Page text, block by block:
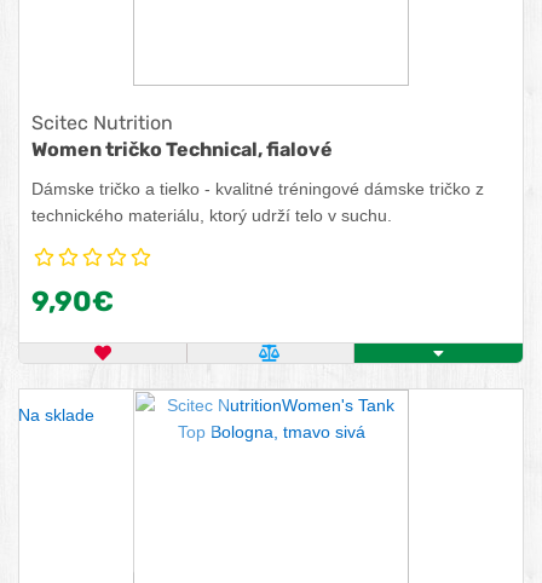
Scitec Nutrition
Women tričko Technical, fialové
Dámske tričko a tielko - kvalitné tréningové dámske tričko z
technického materiálu, ktorý udrží telo v suchu.
9,90€
OBĽÚBENÝ PRODUKTPOROVNAŤ PRODUKT
KÚPIŤ
Na sklade